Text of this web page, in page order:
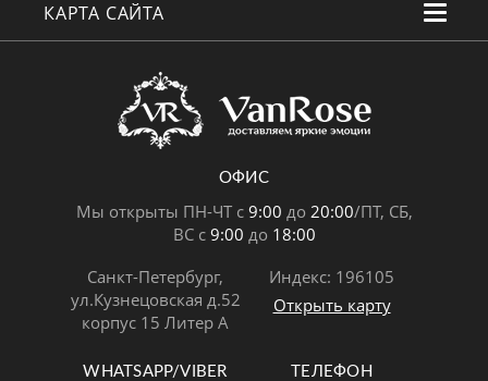
КАРТА САЙТА
ОФИС
Мы открыты ПН-ЧТ с 9:00 до 20:00/ПТ, СБ,
ВС с 9:00 до 18:00
Санкт-Петербург,
ул.Кузнецовская д.52
корпус 15 Литер А
Индекс: 196105
Открыть карту
WHATSAPP/VIBER ТЕЛЕФОН